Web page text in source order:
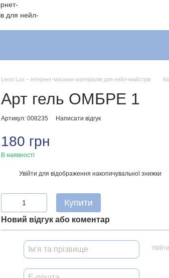
Leoni Lux – інтернет-магазин матеріалів для нейл-майстрів
Арт гель ОМБРЕ 1
Артикул: 008235 Написати відгук
180 грн
В наявності
Увійти для відображення накопичувальної знижки
Купити
Новий відгук або коментар